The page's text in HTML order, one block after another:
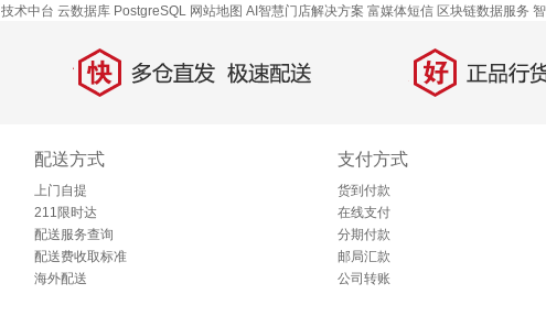
技术中台 云数据库 PostgreSQL 网站地图 AI智慧门店解决方案 富媒体短信 区块链数据服务
快 多仓直发，极速配送 好 正品行货
配送方式
上门自提
211限时达
配送服务查询
配送费收取标准
海外配送
支付方式
货到付款
在线支付
分期付款
邮局汇款
公司转账